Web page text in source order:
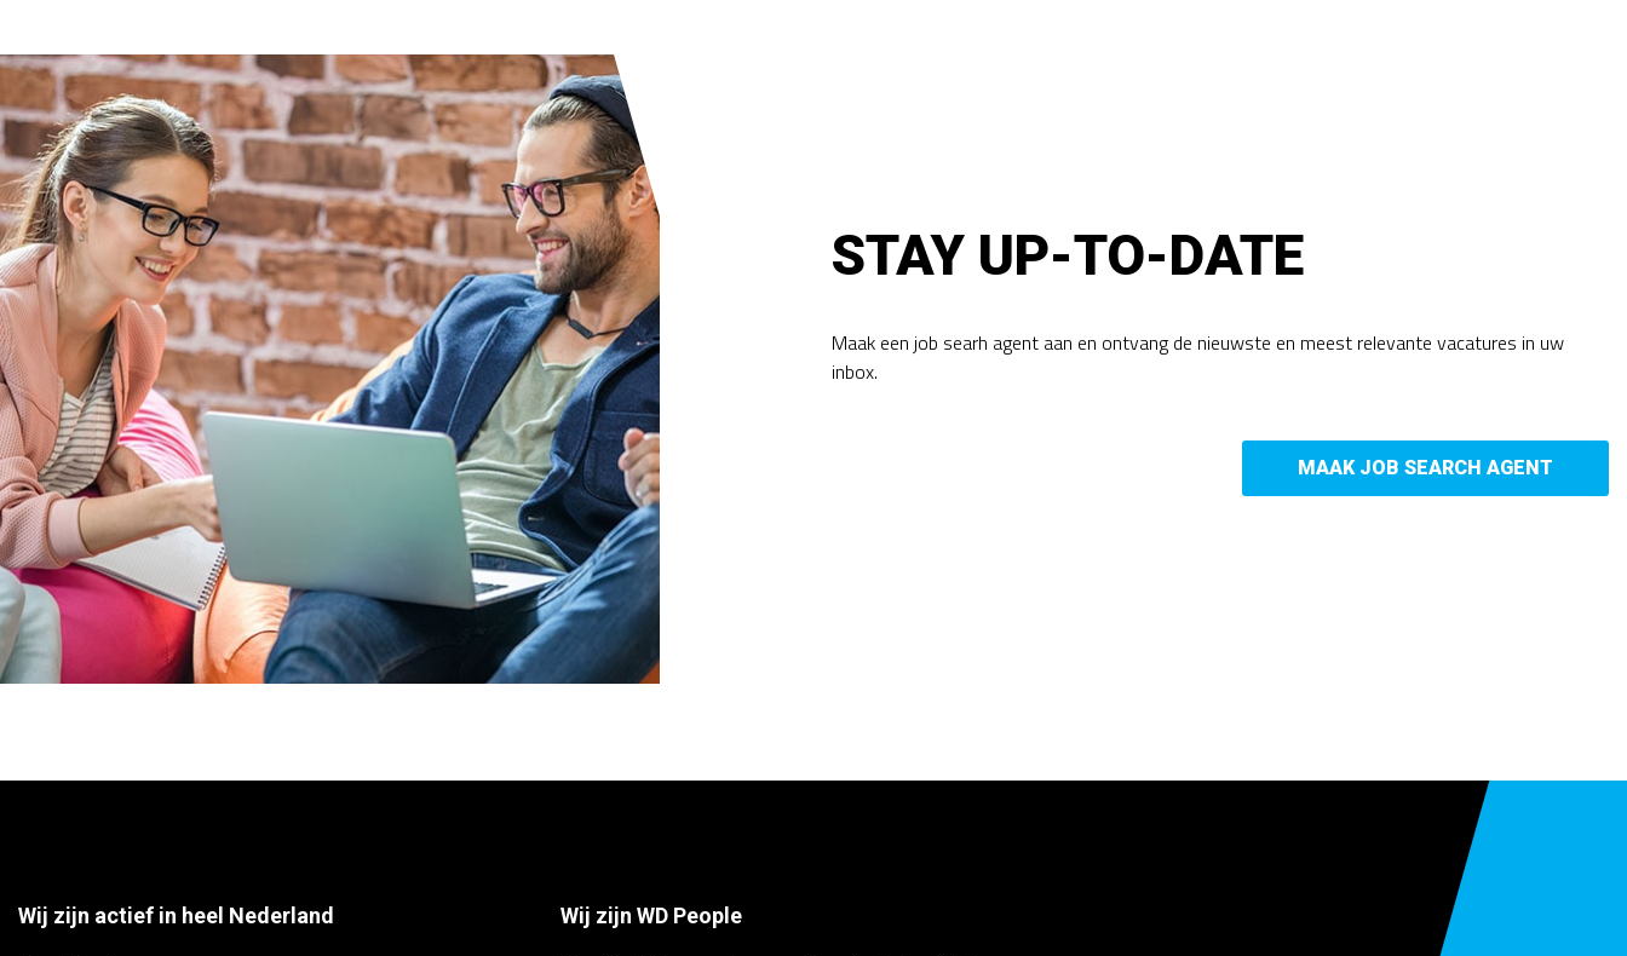
STAY UP-TO-DATE
Maak een job searh agent aan en ontvang de nieuwste en meest relevante vacatures in uw
inbox.
MAAK JOB SEARCH AGENT
Wij zijn actief in heel Nederland Wij zijn WD People